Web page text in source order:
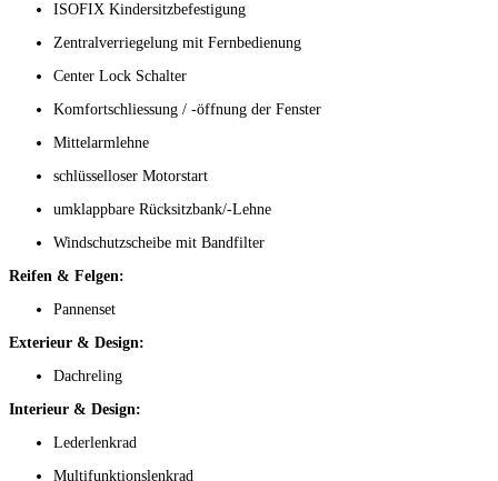
ISOFIX Kindersitzbefestigung
Zentralverriegelung mit Fernbedienung
Center Lock Schalter
Komfortschliessung / -öffnung der Fenster
Mittelarmlehne
schlüsselloser Motorstart
umklappbare Rücksitzbank/-Lehne
Windschutzscheibe mit Bandfilter
Reifen & Felgen:
Pannenset
Exterieur & Design:
Dachreling
Interieur & Design:
Lederlenkrad
Multifunktionslenkrad